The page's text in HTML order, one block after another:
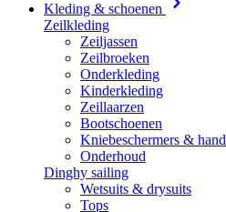
Kleding & schoenen
Zeilkleding
Zeiljassen
Zeilbroeken
Onderkleding
Kinderkleding
Zeillaarzen
Bootschoenen
Kniebeschermers &
Onderhoud
Dinghy sailing
Wetsuits & drysuits
Tops